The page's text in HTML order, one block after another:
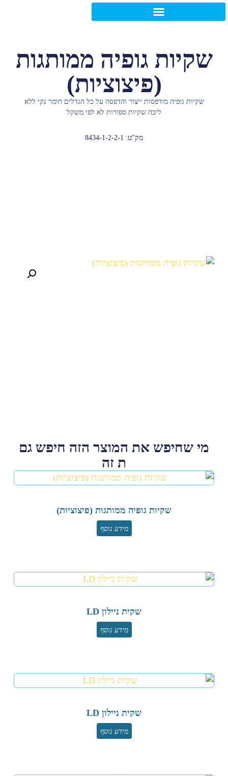
גופיה ממותגות
(פיצוציות)
גופיה מודפסות ייצור והדפסה על כל הגדלים חומר נקי ללא
ליבה שקיות ספורות לא לפי משקל
את המוצר הזה חיפש גם
שקיות גופיה ממותגות (פיצוציות)
שקית ניילון LD
שקית ניילון LD